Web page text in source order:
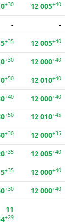
+30 12 005+40
-
-
+35 12 005+40
+30 12 000+40
+50 12 010+40
+40 12 000+40
+50 12 010+45
+30 12 000+35
+35 12 005+40
+35 12 000+40
+30 12 000+40
11
+29